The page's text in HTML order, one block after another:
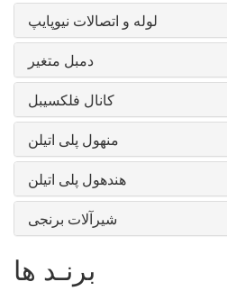
لوله و اتصالات نیوپایپ
دمبل متغیر
کانال فلکسیبل
منهول پلی اتیلن
هندهول پلی اتیلن
شیرآلات برنجی
برنـد ها